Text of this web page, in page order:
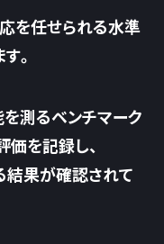
を任せられる水準
。
測るベンチマーク
を記録し、
結果が確認されて